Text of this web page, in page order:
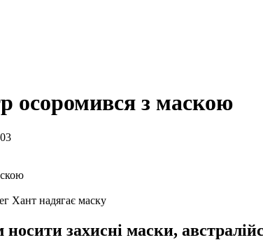
осоромився з маскою
Хант надягає маску
захисні маски,